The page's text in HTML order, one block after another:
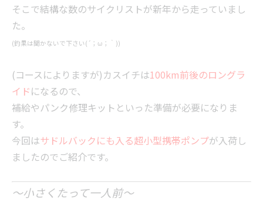
そこで結構な数のサイクリストが新年から走っていまし
た。
(釣果は聞かないで下さい(´；ω；｀))
(コースによりますが)カスイチは100km前後のロングラ
イドになるので、
補給やパンク修理キットといった準備が必要になりま
す。
今回はサドルバックにも入る超小型携帯ポンプが入荷し
ましたのでご紹介です。
～小さくたって一人前～